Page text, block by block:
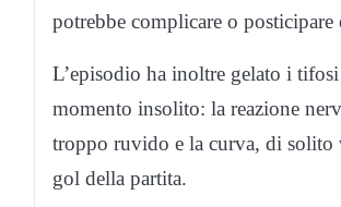
potrebbe complicare o posticipare
L’episodio ha inoltre gelato i
momento insolito: la reazione
troppo ruvido e la curva, di solito
gol della partita.